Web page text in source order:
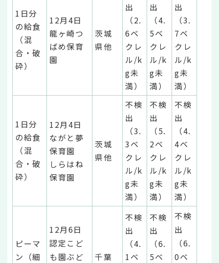
1日分
の給食
（混
合・破
砕）
12月4日
龍ヶ崎つ
ばめ保育
園
茨城
県他
出
（2.
6ベ
クレ
ル/k
g未
満）
出
（4.
5ベ
クレ
ル/k
g未
満）
出
（3.
7ベ
クレ
ル/k
g未
満）
1日分
の給食
（混
合・破
砕）
12月4日
ながと夢
保育園
しらはね
保育園
茨城
県他
不検
出
（3.
3ベ
クレ
ル/k
g未
満）
不検
出
（5.
2ベ
クレ
ル/k
g未
満）
不検
出
（4.
4ベ
クレ
ル/k
g未
満）
ピーマ
ン（細
12月6日
認定こど
も園ぶど
千葉
不検
出
（4.
1ベ
不検
出
（6.
5ベ
不検
出
（6.
0ベ